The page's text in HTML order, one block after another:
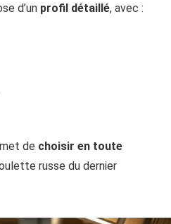
d’un profil détaillé, avec :
de choisir en toute
russe du dernier